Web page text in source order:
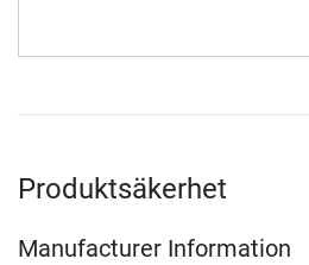
Produktsäkerhet
Manufacturer Information